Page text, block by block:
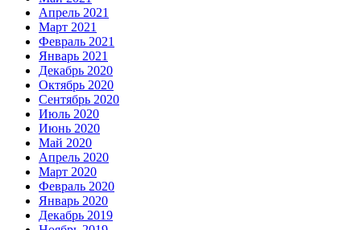
Апрель 2021
Март 2021
Февраль 2021
Январь 2021
Декабрь 2020
Октябрь 2020
Сентябрь 2020
Июль 2020
Июнь 2020
Май 2020
Апрель 2020
Март 2020
Февраль 2020
Январь 2020
Декабрь 2019